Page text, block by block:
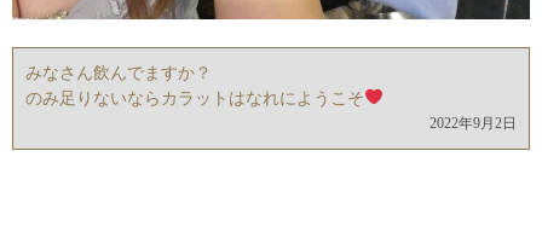
みなさん飲んでますか？
のみ足りないならカラットはなれにようこそ
2022年9月2日